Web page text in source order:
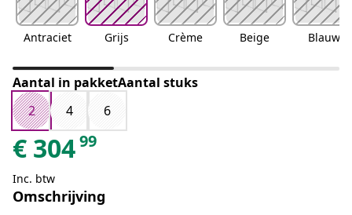
Antraciet Grijs Crème Beige Blauw
Aantal in pakketAantal stuks
2
4 6
€ 30499
Inc. btw
Omschrijving